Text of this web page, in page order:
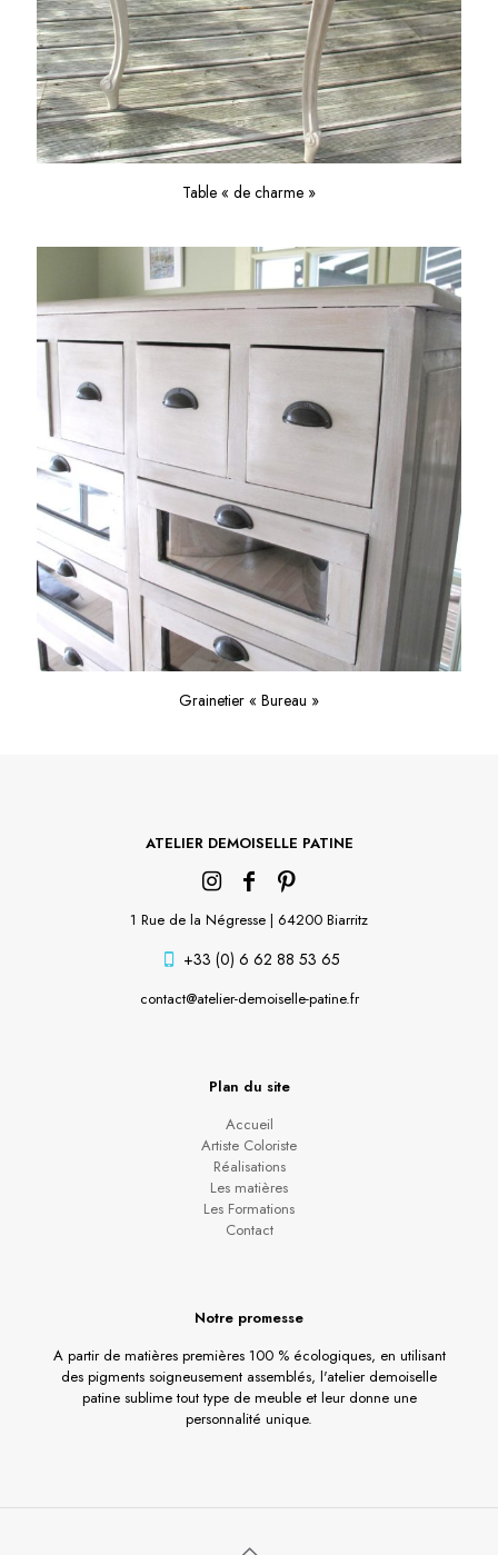
Table « de charme »
Grainetier « Bureau »
ATELIER DEMOISELLE PATINE
1 Rue de la Négresse | 64200 Biarritz
+33 (0) 6 62 88 53 65
contact@atelier-demoiselle-patine.fr
Plan du site
Accueil
Artiste Coloriste
Réalisations
Les matières
Les Formations
Contact
Notre promesse
A partir de matières premières 100 % écologiques, en utilisant
des pigments soigneusement assemblés, l'atelier demoiselle
patine sublime tout type de meuble et leur donne une
personnalité unique.